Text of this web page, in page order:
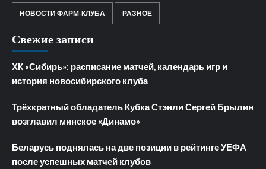
НОВОСТИ ФАРМ-КЛУБА РАЗНОЕ
Свежие записи
ХК «Сибирь»: расписание матчей, календарь игр и
история новосибирского клуба
Трёхкратный обладатель Кубка Стэнли Сергей Брылин
возглавил минское «Динамо»
Беларусь поднялась на две позиции в рейтинге УЕФА
после успешных матчей клубов